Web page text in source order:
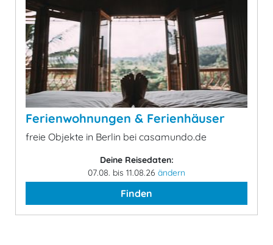
Ferienwohnungen & Ferienhäuser
freie Objekte in Berlin bei casamundo.de
Deine Reisedaten:
07.08. bis 11.08.26 ändern
Finden